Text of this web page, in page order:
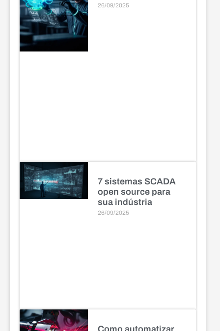
26/09/2025
7 sistemas SCADA
open source para
sua indústria
26/09/2025